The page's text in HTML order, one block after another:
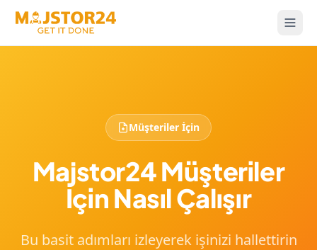
Müşteriler İçin
Majstor24 Müşteriler
İçin Nasıl Çalışır
Bu basit adımları izleyerek işinizi hallettirin